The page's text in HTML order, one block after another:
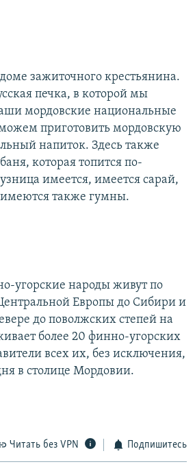
зажиточного крестьянина.
печка, в которой мы
мордовские национальные
приготовить мордовскую
напиток. Здесь также
которая топится по-
имеется, имеется сарай,
также гумны.
угорские народы живут по
Европы до Сибири и
до поволжских степей на
более 20 финно-угорских
всех их, без исключения,
в столице Мордовии.
Читать без VPN Подпишитесь